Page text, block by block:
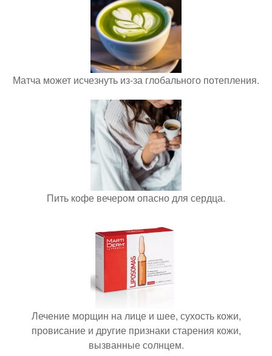
Матча может исчезнуть из-за глобального потепления.
Пить кофе вечером опасно для сердца.
Лечение морщин на лице и шее, сухость кожи,
провисание и другие признаки старения кожи,
вызванные солнцем.